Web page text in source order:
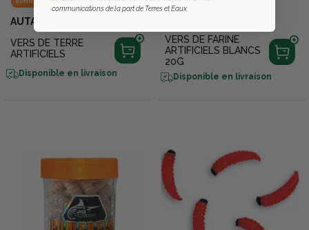
AUTAIN PECHE
VERS DE TERRE
ARTIFICIELS
Disponible en livraison
VERS DE FARINE
ARTIFICIELS BLANCS
20G
Disponible en livraison
communications de la part de Terres et Eaux